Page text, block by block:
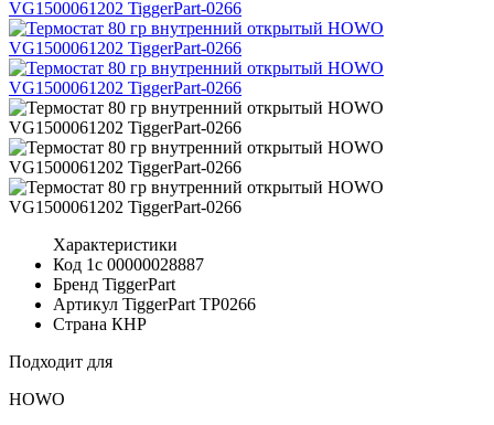
Характеристики
Код 1с 00000028887
Бренд TiggerPart
Артикул TiggerPart TP0266
Страна КНР
Подходит для
HOWO